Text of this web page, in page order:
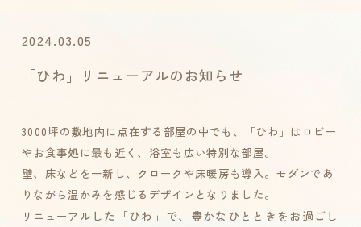
2024.03.05
「ひわ」リニューアルのお知らせ
3000坪の敷地内に点在する部屋の中でも、「ひわ」はロビー
やお食事処に最も近く、浴室も広い特別な部屋。
壁、床などを一新し、クロークや床暖房も導入。モダンであ
りながら温かみを感じるデザインとなりました。
リニューア ルした「ひわ」で、豊かなひとときをお過ごし